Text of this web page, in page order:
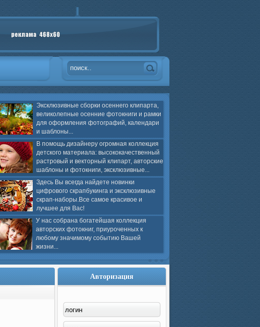
Эксклюзивные сборки осеннего клипарта,
великолепные осенние фотокниги и рамки
для оформления фотографий, календари
и шаблоны...
В помощь дизайнеру огромная коллекция
детского материала: высококачественный
растровый и векторный клипарт, авторские
шаблоны и фотокниги, эксклюзивные...
Здесь Вы всегда найдете новинки
цифрового скрапбукинга и эксклюзивные
скрап-наборы.Все самое красивое и
лучшее для Вас!
У нас собрана богатейшая коллекция
авторских фотокниг, приуроченных к
любому значимому событию Вашей
жизни...
Авторизация